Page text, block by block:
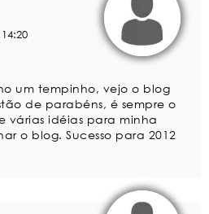
um tempinho, vejo o blog
de parabéns, é sempre o
várias idéias para minha
o blog. Sucesso para 2012